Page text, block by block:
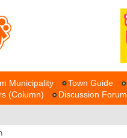
Municipality Town Guide
(Column) Discussion Forum